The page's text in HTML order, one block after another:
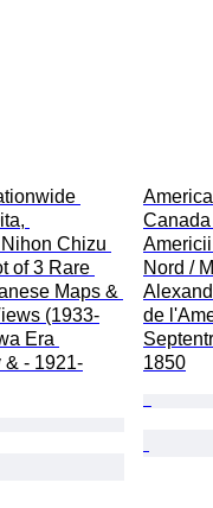
Chizu
of 3 Rare
Maps &
(1933-
Era
& - 1921-
Nord /
de
1850